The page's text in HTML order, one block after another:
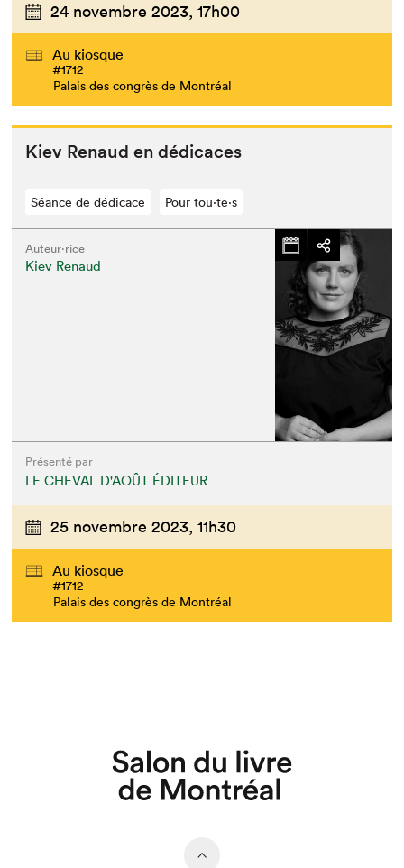
24 novembre 2023, 17h00
Au kiosque
#1712
Palais des congrès de Montréal
Kiev Renaud en dédicaces
Séance de dédicace Pour tou⋅te⋅s
Auteur·rice
Kiev Renaud
Présenté par
LE CHEVAL D'AOÛT ÉDITEUR
25 novembre 2023, 11h30
Au kiosque
#1712
Palais des congrès de Montréal